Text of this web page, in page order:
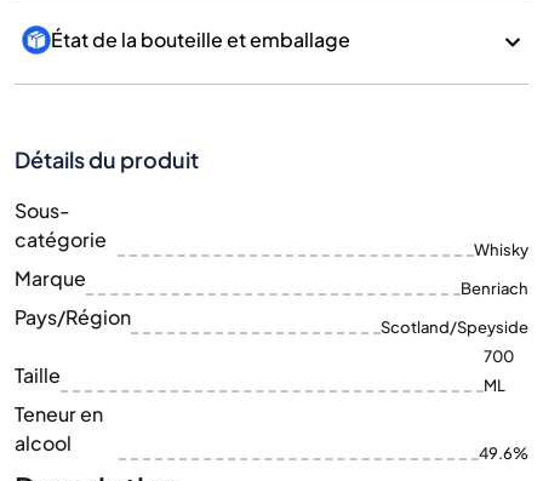
État de la bouteille et emballage
Détails du produit
Sous-
catégorie
Whisky
Marque Benriach
Pays/Région Scotland/Speyside
Taille
700
ML
Teneur en
alcool
49.6%